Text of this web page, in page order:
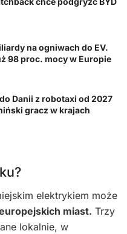
na ogniwach do EV.
98 proc. mocy w Europie
Danii z robotaxi od 2027
gracz w krajach
elektrykiem może
miast. Trzy
lokalnie, w